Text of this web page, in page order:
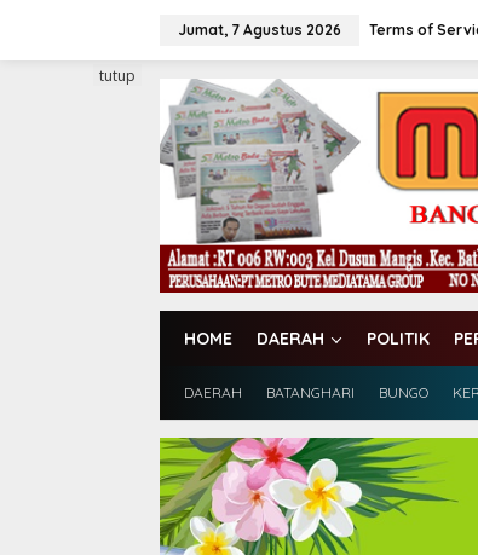
Jumat, 7 Agustus 2026 Terms of
HOME DAERAH POLITIK
DAERAH BATANGHARI BUNGO
tutup